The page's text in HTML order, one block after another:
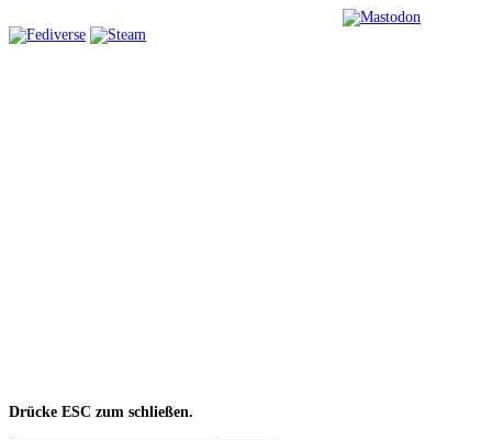
Drücke ESC zum schließen.